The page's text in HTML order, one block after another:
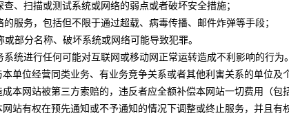
、扫描或测试系统或网络的弱点或者破坏安全措施；
服务，包括但不限于通过超载、病毒传播、邮件炸弹等手段；
或部分名称、破坏系统或网络可能导致犯罪。
统进行任何可能对互联网或移动网正常运转造成不利影响的行为。
单位经营同类业务、有业务竞争关系或者其他利害关系的单位及
本网站被第三方索赔的，违反者应全额补偿本网站一切费用（包
网站有权在预先通知或不予通知的情况下调整或终止服务，并且